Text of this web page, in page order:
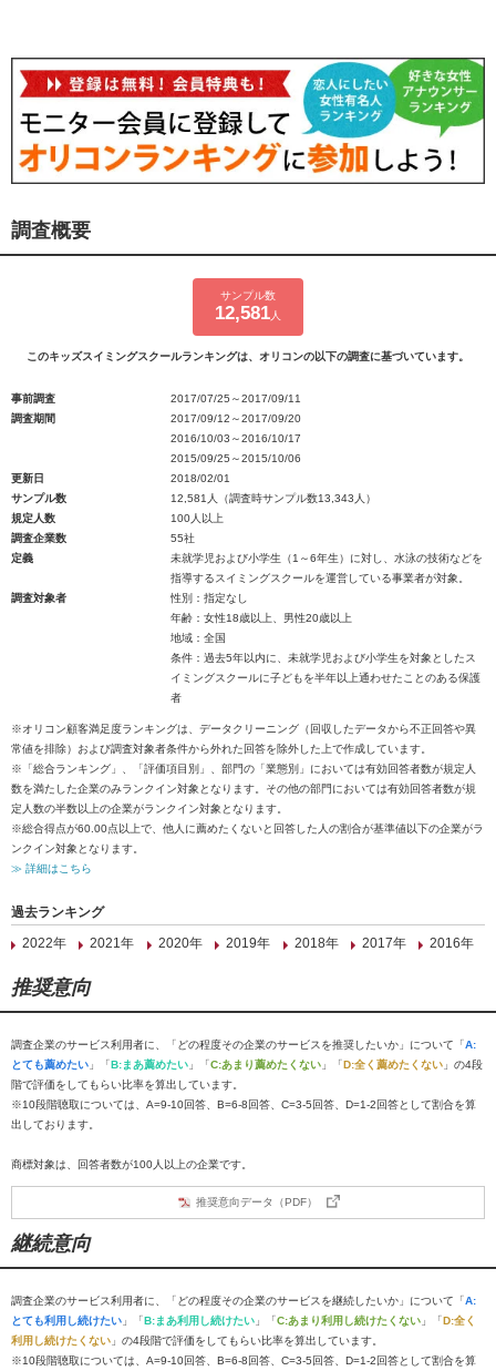
調査概要
サンプル数
12,581 人
このキッズスイミングスクールランキングは、オリコンの以下の調査に基づいています。
事前調査
2017/07/25～2017/09/11
調査期間
2017/09/12～2017/09/20
2016/10/03～2016/10/17
2015/09/25～2015/10/06
更新日
2018/02/01
サンプル数
12,581人（調査時サンプル数13,343人）
規定人数
100人以上
調査企業数
55社
定義
未就学児および小学生（1～6年生）に対し、水泳の技術などを
指導するスイミングスクールを運営している事業者が対象。
調査対象者
性別：指定なし
年齢：女性18歳以上、男性20歳以上
地域：全国
条件：過去5年以内に、未就学児および小学生を対象としたス
イミングスクールに子どもを半年以上通わせたことのある保護
者
※オリコン顧客満足度ランキングは、データクリーニング（回収したデータから不正回答や異
常値を排除）および調査対象者条件から外れた回答を除外した上で作成しています。
※「総合ランキング」、「評価項目別」、部門の「業態別」においては有効回答者数が規定人
数を満たした企業のみランクイン対象となります。その他の部門においては有効回答者数が規
定人数の半数以上の企業がランクイン対象となります。
※総合得点が60.00点以上で、他人に薦めたくないと回答した人の割合が基準値以下の企業がラ
ンクイン対象となります。
≫ 詳細はこちら
過去ランキング
2022年
2021年 2020年 2019年 2018年 2017年 2016年
推奨意向
調査企業のサービス利用者に、「どの程度その企業のサービスを推奨したいか」について「A:
とても薦めたい 」「B:まあ薦めたい 」「C:あまり薦めたくない 」「D:全く薦めたくない 」の4段
階で評価をしてもらい比率を算出しています。
※10段階聴取については、A=9-10回答、B=6-8回答、C=3-5回答、D=1-2回答として割合を算
出しております。
商標対象は、回答者数が100人以上の企業です。
推奨意向データ（PDF）
継続意向
調査企業のサービス利用者に、「どの程度その企業のサービスを継続したいか」について「A:
とても利用し続けたい 」「B:まあ利用し続けたい 」「C:あまり利用し続けたくない 」「D:全く
利用し続けたくない 」の4段階で評価をしてもらい比率を算出しています。
※10段階聴取については、A=9-10回答、B=6-8回答、C=3-5回答、D=1-2回答として割合を算